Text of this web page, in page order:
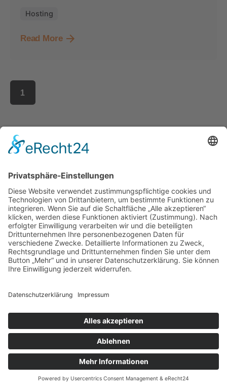
Hosting
Read More
1
vorpommerncloud ist eine Marke der:
msisdesign. GmbH & Co. KGAlte Dorfstraße 19 a
17392 BoldekowDeutschland
Lösungen für Unternehmen, öffentliche
Einrichtungen und Ämter – regional betreut,
zuverlässig umgesetzt und individuell auf Ihre
Anforderungen abgestimmt.→
info@vorpommerncloud.de